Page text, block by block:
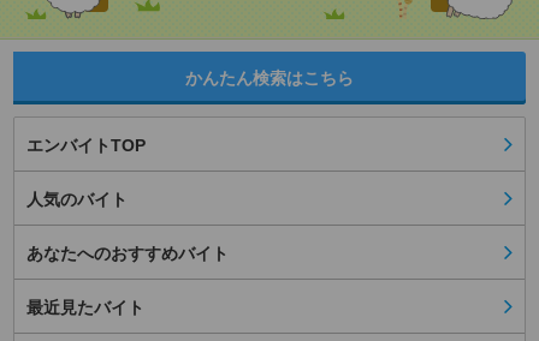
かんたん検索はこちら
エンバイトTOP
人気のバイト
あなたへのおすすめバイト
最近見たバイト